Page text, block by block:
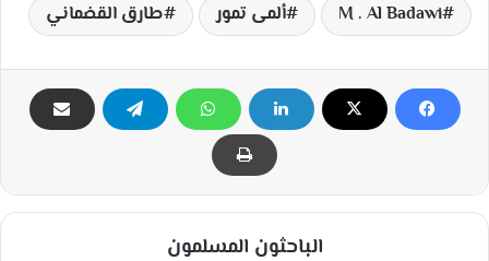
M . Al Badawi ألمى تمور طارق القضماني
الباحثون المسلمون